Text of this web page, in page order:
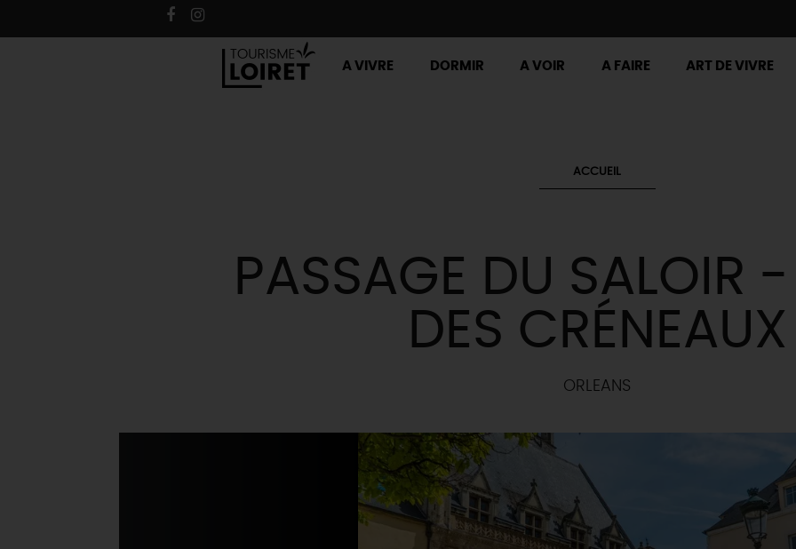
A VIVRE DORMIR A VOIR A FAIRE ART DE VIVRE
ACCUEIL
PASSAGE DU SALOIR
DES CRÉNEAUX
ORLEANS